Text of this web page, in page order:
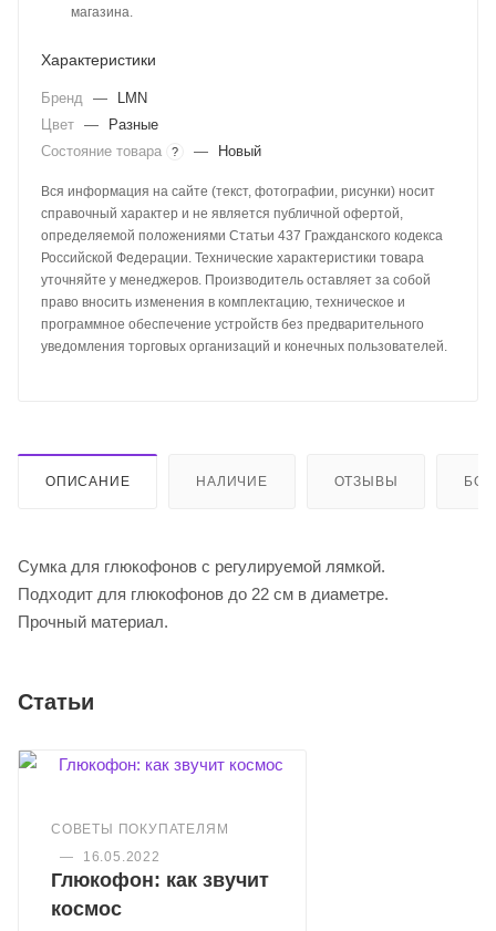
магазина.
Характеристики
Бренд —
LMN
Цвет —
Разные
Состояние товара
? — Новый
Вся информация на сайте (текст, фотографии, рисунки) носит
справочный характер и не является публичной офертой,
определяемой положениями Статьи 437 Гражданского кодекса
Российской Федерации. Технические характеристики товара
уточняйте у менеджеров. Производитель оставляет за собой
право вносить изменения в комплектацию, техническое и
программное обеспечение устройств без предварительного
уведомления торговых организаций и конечных пользователей.
ОПИСАНИЕ НАЛИЧИЕ ОТЗЫВЫ
Сумка для глюкофонов с регулируемой лямкой.
Подходит для глюкофонов до 22 см в диаметре.
Прочный материал.
Статьи
СОВЕТЫ ПОКУПАТЕЛЯМ
—
16.05.2022
Глюкофон: как звучит
космос